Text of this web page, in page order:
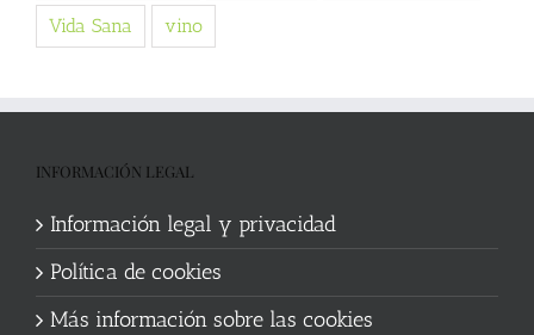
Vida Sana vino
INFORMACIÓN LEGAL
Información legal y privacidad
Política de cookies
Más información sobre las cookies